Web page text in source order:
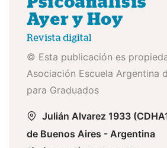
© Esta publicación es
Asociación Escuela Argentina
para Graduados
Julián Alvarez 1933
de Buenos Aires - Argentina